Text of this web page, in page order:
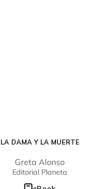
LA DAMA Y LA MUERTE
Greta Alonso
Editorial Planeta